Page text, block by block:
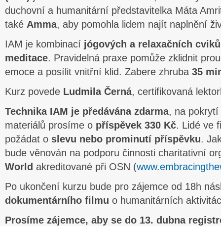
duchovní a humanitární představitelka Máta
také Amma, aby pomohla lidem najít naplnění
IAM je kombinací jógových a relaxačních
meditace. Pravidelná praxe pomůže zklidnit
emoce a posílit vnitřní klid. Zabere zhruba 35
Kurz povede Ludmila Černá, certifikovaná
Technika IAM je předávána zdarma, na pokrytí
materiálů prosíme o příspěvek 330 Kč. Lidé ve
požádat o slevu nebo prominutí příspěvku.
bude věnován na podporu činnosti charitativní
World akreditované při OSN (
Po ukončení kurzu bude pro zájemce od 18h
dokumentárního filmu o humanitárních
Prosíme zájemce, aby se do 13. dubna